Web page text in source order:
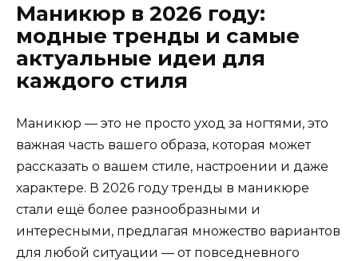
Маникюр в 2026 году:
модные тренды и самые
актуальные идеи для
каждого стиля
Маникюр — это не просто уход за ногтями, это
важная часть вашего образа, которая может
рассказать о вашем стиле, настроении и даже
характере. В 2026 году тренды в маникюре
стали ещё более разнообразными и
интересными, предлагая множество вариантов
для любой ситуации — от повседневного